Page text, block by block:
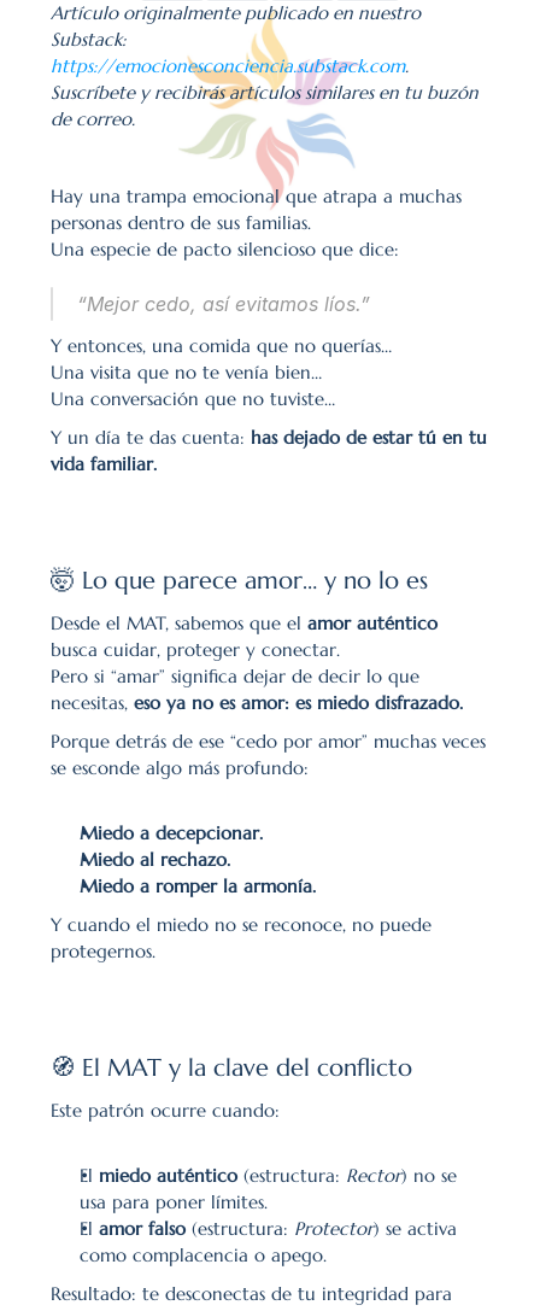
Artículo originalmente publicado en nuestro
https://emocionesconciencia.substack.com.
Suscríbete y recibirás artículos similares en tu buzón
de correo.
Hay una trampa emocional que atrapa a muchas
personas dentro de sus familias.
Una especie de pacto silencioso que dice:
“Mejor cedo, así evitamos líos.”
Y entonces, una comida que no querías…
Una visita que no te venía bien…
Una conversación que no tuviste…
Y un día te das cuenta: has dejado de estar tú en tu
vida familiar.
🤯 Lo que parece amor… y no lo es
Desde el MAT, sabemos que el amor auténtico
busca cuidar, proteger y conectar.
Pero si “amar” significa dejar de decir lo que
necesitas, eso ya no es amor: es miedo disfrazado.
Porque detrás de ese “cedo por amor” muchas veces
se esconde algo más profundo:
Miedo a decepcionar.
Miedo al rechazo.
Miedo a romper la armonía.
Y cuando el miedo no se reconoce, no puede
protegernos.
🧭 El MAT y la clave del conflicto
Este patrón ocurre cuando:
El miedo auténtico (estructura: Rector) no se
usa para poner límites.
El amor falso (estructura: Protector) se activa
como complacencia o apego.
Resultado: te desconectas de tu integridad para